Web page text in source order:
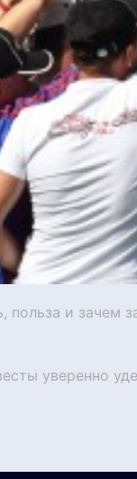
польза и зачем
уверенно